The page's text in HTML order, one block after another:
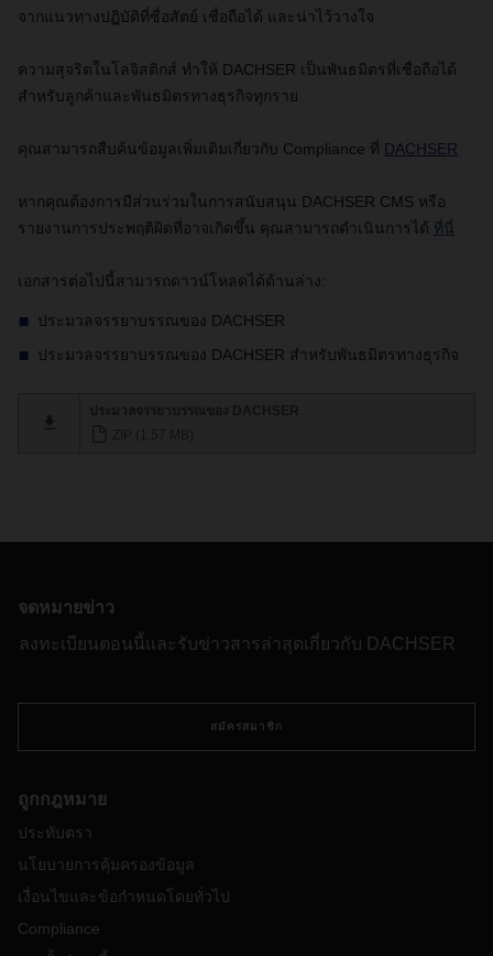
จากแนวทางปฏิบัติที่ซื่อสัตย์ เชื่อถือได้ และน่าไว้วางใจ
ความสุจริตในโลจิสติกส์ ทำให้ DACHSER เป็นพันธมิตรที่เชื่อถือได้
สำหรับลูกค้าและพันธมิตรทางธุรกิจทุกราย
คุณสามารถสืบค้นข้อมูลเพิ่มเติมเกี่ยวกับ Compliance ที่ DACHSER
หากคุณต้องการมีส่วนร่วมในการสนับสนุน DACHSER CMS หรือ
รายงานการประพฤติผิดที่อาจเกิดขึ้น คุณสามารถดำเนินการได้ ที่นี่
เอกสารต่อไปนี้สามารถดาวน์โหลดได้ด้านล่าง:
ประมวลจรรยาบรรณของ DACHSER
ประมวลจรรยาบรรณของ DACHSER สำหรับพันธมิตรทางธุรกิจ
จดหมายข่าว
ลงทะเบียนตอนนี้และรับข่าวสารล่าสุดเกี่ยวกับ DACHSER
สมัครสมาชิก
ถูกกฎหมาย
ประทับตรา
นโยบายการคุ้มครองข้อมูล
เงื่อนไขและข้อกำหนดโดยทั่วไป
Compliance